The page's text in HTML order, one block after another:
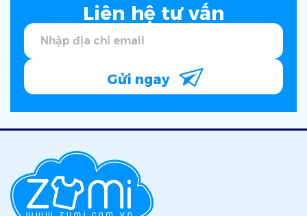
Liên hệ tư vấn
Gửi ngay